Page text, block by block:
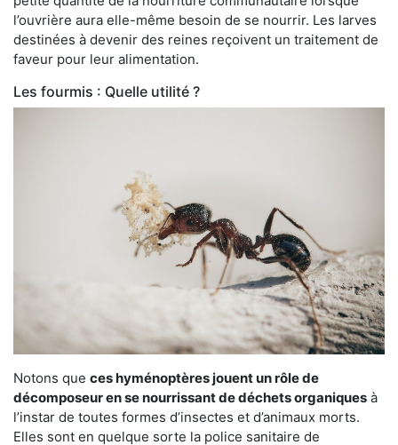
l’ouvrière aura elle-même besoin de se nourrir. Les larves
destinées à devenir des reines reçoivent un traitement de
faveur pour leur alimentation.
Les fourmis : Quelle utilité ?
Notons que ces hyménoptères jouent un rôle de
décomposeur en se nourrissant de déchets organiques à
l’instar de toutes formes d’insectes et d’animaux morts.
Elles sont en quelque sorte la police sanitaire de